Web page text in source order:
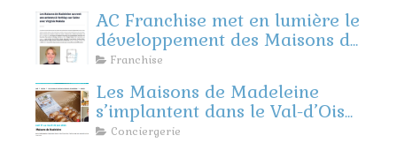
AC Franchise met en lumière le
développement des Maisons de
Madeleine
Franchise
Les Maisons de Madeleine
s’implantent dans le Val-d’Oise
et les Yvelines !
Conciergerie